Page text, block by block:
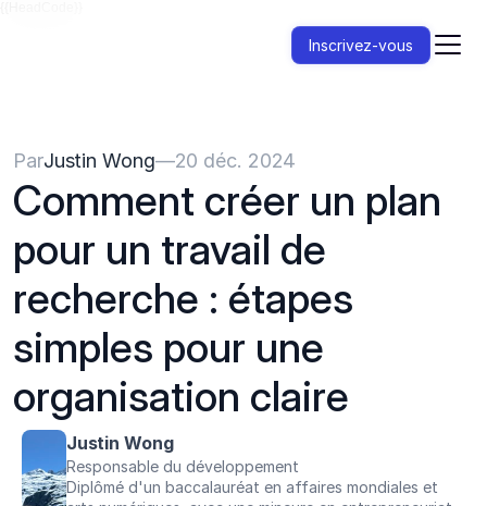
Inscrivez-vous
ParJustin Wong—20 déc. 2024
Comment créer un plan
pour un travail de
recherche : étapes
simples pour une
organisation claire
Justin Wong
Responsable du développement
Diplômé d'un baccalauréat en affaires mondiales et